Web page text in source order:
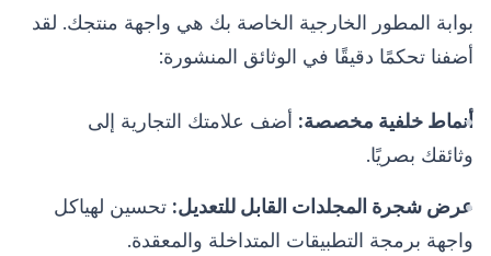
بوابة المطور الخارجية الخاصة بك هي واجهة منتجك. لقد
أضفنا تحكمًا دقيقًا في الوثائق المنشورة:
أنماط خلفية مخصصة: أضف علامتك التجارية إلى
وثائقك بصريًا.
عرض شجرة المجلدات القابل للتعديل: تحسين لهياكل
واجهة برمجة التطبيقات المتداخلة والمعقدة.